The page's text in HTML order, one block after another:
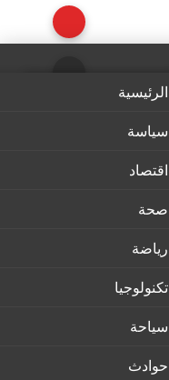
الرئيسية
سياسة
اقتصاد
صحة
رياضة
تكنولوجيا
سياحة
حوادث